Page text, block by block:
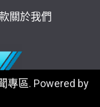
關於我們
專區. Powered by